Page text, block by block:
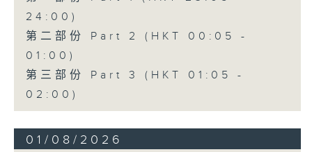
24:00)
第二部份 Part 2 (HKT 00:05 -
01:00)
第三部份 Part 3 (HKT 01:05 -
02:00)
01/08/2026